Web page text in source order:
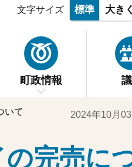
文字サイズ 標準 大きく
町政情報
いて
完売に
2024年10月